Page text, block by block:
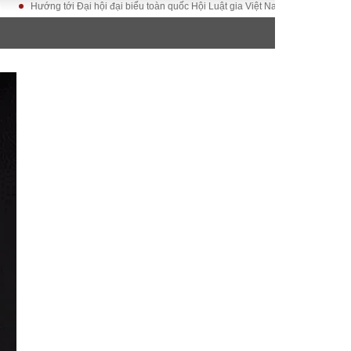
tới Đại hội đại biểu toàn quốc Hội Luật gia Việt Nam lần thứ XV